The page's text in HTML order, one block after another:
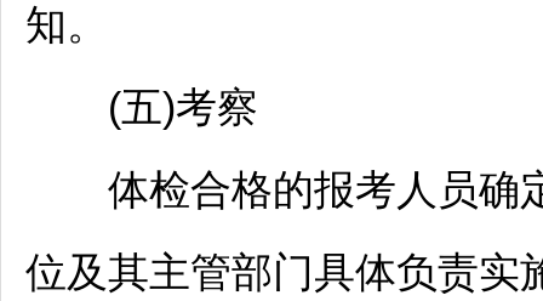
知。
(五)考察
体检合格的报考人员确
位及其主管部门具体负责实